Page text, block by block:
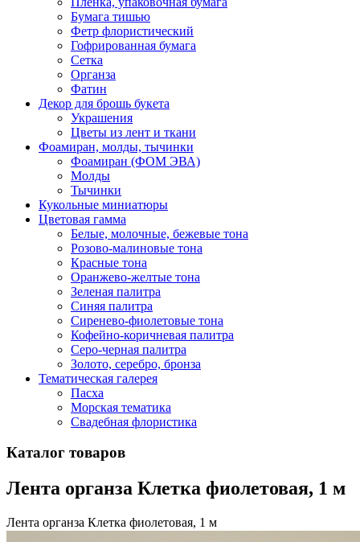
Бумага тишью
Фетр флористический
Гофрированная бумага
Сетка
Органза
Фатин
Декор для брошь букета
Украшения
Цветы из лент и ткани
Фоамиран, молды, тычинки
Фоамиран (ФОМ ЭВА)
Молды
Тычинки
Кукольные миниатюры
Цветовая гамма
Белые, молочные, бежевые тона
Розово-малиновые тона
Красные тона
Оранжево-желтые тона
Зеленая палитра
Синяя палитра
Сиренево-фиолетовые тона
Кофейно-коричневая палитра
Серо-черная палитра
Золото, серебро, бронза
Тематическая галерея
Пасха
Морская тематика
Свадебная флористика
Каталог товаров
Лента органза Клетка фиолетовая, 1 м
Лента органза Клетка фиолетовая, 1 м